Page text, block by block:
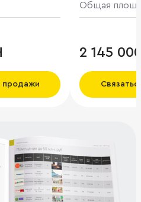
продажи
Общая
2 145